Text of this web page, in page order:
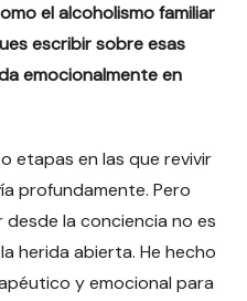
el alcoholismo familiar
escribir sobre esas
emocionalmente en
etapas en las que revivir
profundamente. Pero
la conciencia no es
herida abierta. He hecho
y emocional para